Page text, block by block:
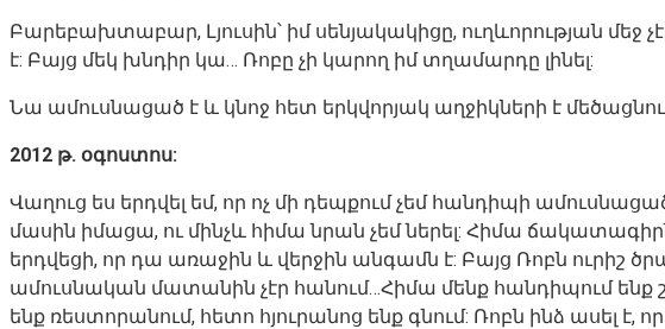
Բարեբախտաբար, Լյուսին՝ իմ սենյակակիցը, ուղևորության
է: Բայց մեկ խնդիր կա… Ռոբը չի կարող իմ տղամարդը լինել:
Նա ամուսնացած է և կնոջ հետ երկվորյակ աղջիկների է
2012 թ. օգոստոս:
Վաղուց ես երդվել եմ, որ ոչ մի դեպքում չեմ հանդիպի
մասին իմացա, ու մինչև հիմա նրան չեմ ներել: Հիմա
երդվեցի, որ դա առաջին և վերջին անգամն է: Բայց Ռոբն ուրիշ
ամուսնական մատանին չէր հանում…Հիմա մենք հանդիպում ենք
ենք ռեստորանում, հետո հյուրանոց ենք գնում: Ռոբն ինձ ասել է,